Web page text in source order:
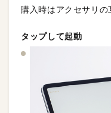
購入時はアクセサリの
タップして起動